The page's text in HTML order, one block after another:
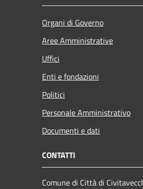
Organi di Governo
Aree Amministrative
Uffici
Enti e fondazioni
Politici
Personale Amministrativo
Documenti e dati
CONTATTI
Comune di Città di